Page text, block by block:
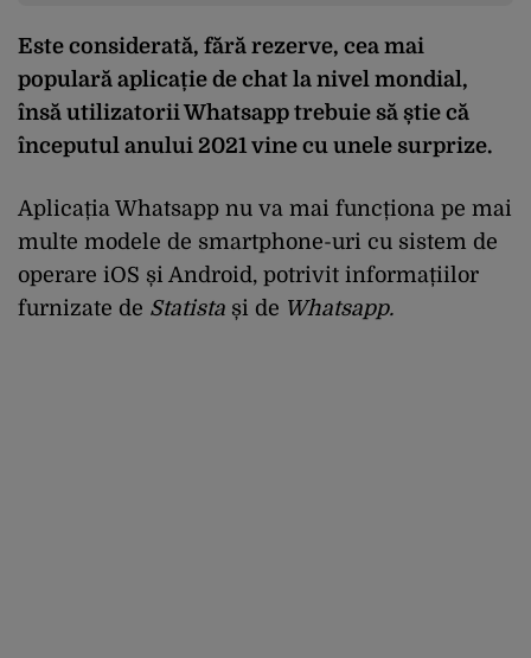
Este considerată, fără rezerve, cea mai
populară aplicație de chat la nivel mondial,
însă utilizatorii Whatsapp trebuie să știe că
începutul anului 2021 vine cu unele surprize.
Aplicația Whatsapp nu va mai funcționa pe mai
multe modele de smartphone-uri cu sistem de
operare iOS și Android, potrivit informațiilor
furnizate de Statista și de Whatsapp.